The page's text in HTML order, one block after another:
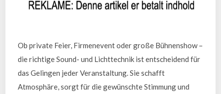
Ob private Feier, Firmenevent oder große Bühnenshow –
die richtige Sound- und Lichttechnik ist entscheidend für
das Gelingen jeder Veranstaltung. Sie schafft
Atmosphäre, sorgt für die gewünschte Stimmung und